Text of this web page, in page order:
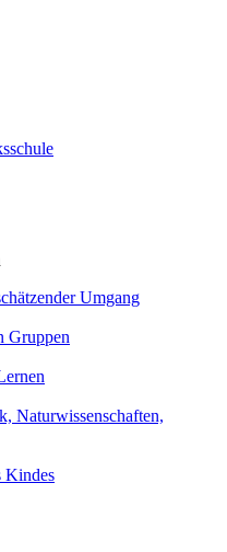
Umgang
Gruppen
Naturwissenschaften,
Kindes